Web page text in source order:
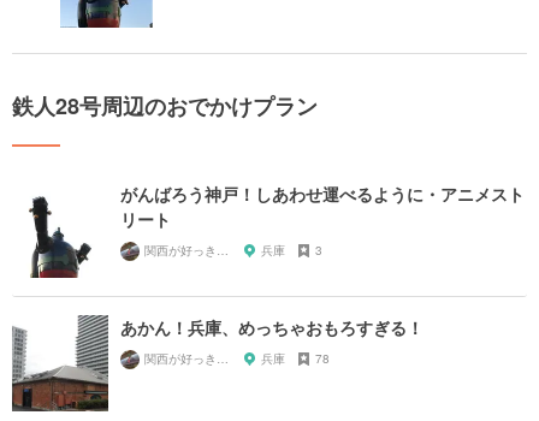
鉄人28号周辺のおでかけプラン
がんばろう神戸！しあわせ運べるように・アニメスト
リート
関西が好っきゃねん 兵庫 3
あかん！兵庫、めっちゃおもろすぎる！
関西が好っきゃねん 兵庫 78